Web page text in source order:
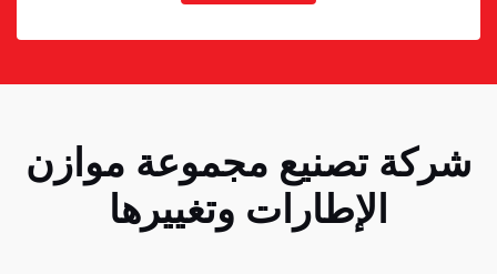
شركة تصنيع مجموعة موازن
الإطارات وتغييرها